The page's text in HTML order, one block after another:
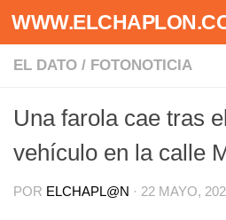
Saltar al contenido
EL DATO / FOTONOTICIA
Una farola cae tras
vehículo en la calle
POR ELCHAPL@N · 22 MAYO,